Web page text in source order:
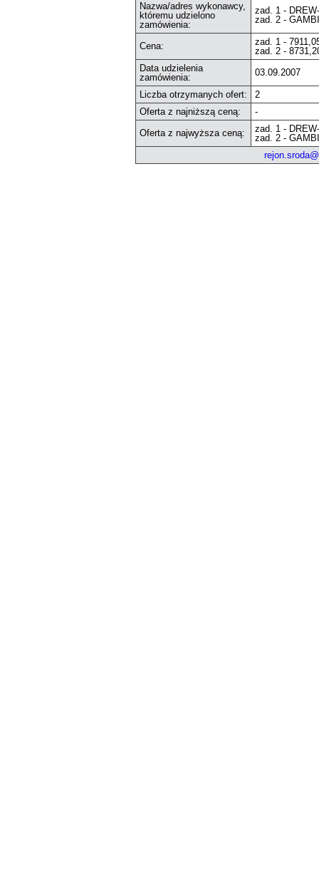
Nazwa/adres wykonawcy,
któremu udzielono
zamówienia:
zad. 1 -
zad. 2 -
Cena:
zad. 1 -
zad. 2 -
Data udzielenia
zamówienia:
03.09.2007
Liczba otrzymanych ofert:
2
Oferta z najniższą ceną:
-
Oferta z najwyższa ceną:
zad. 1 -
zad. 2 -